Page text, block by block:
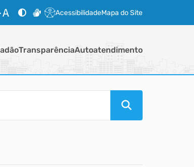
AcessibilidadeMapa do Site
TransparênciaAutoatendimento